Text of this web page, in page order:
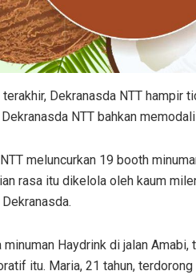
Dekranasda NTT hampir
NTT bahkan
meluncurkan 19 booth
rasa itu dikelola oleh kaum
Haydrink di jalan
itu. Maria, 21 tahun,